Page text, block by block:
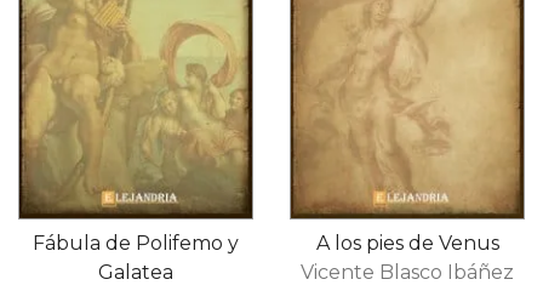
Fábula de Polifemo y
Galatea
A los pies de Venus
Vicente Blasco Ibáñez